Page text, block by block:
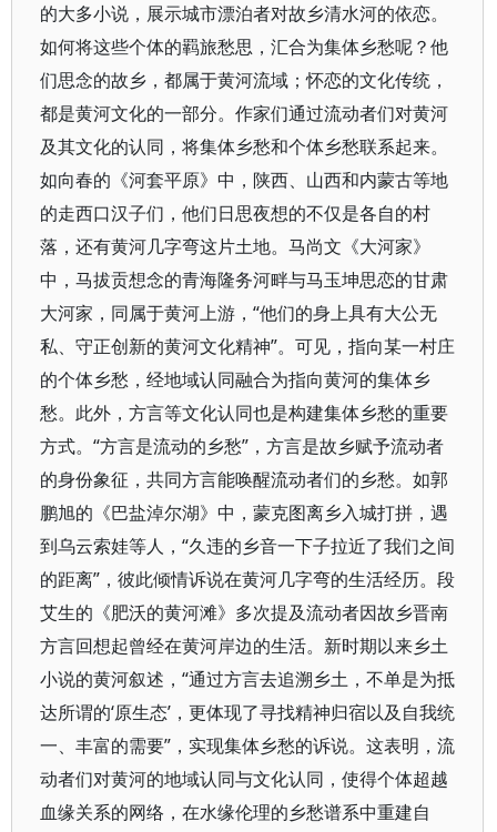
的大多小说，展示城市漂泊者对故乡清水河的依恋。
如何将这些个体的羁旅愁思，汇合为集体乡愁呢？他
们思念的故乡，都属于黄河流域；怀恋的文化传统，
都是黄河文化的一部分。作家们通过流动者们对黄河
及其文化的认同，将集体乡愁和个体乡愁联系起来。
如向春的《河套平原》中，陕西、山西和内蒙古等地
的走西口汉子们，他们日思夜想的不仅是各自的村
落，还有黄河几字弯这片土地。马尚文《大河家》
中，马拔贡想念的青海隆务河畔与马玉坤思恋的甘肃
大河家，同属于黄河上游，“他们的身上具有大公无
私、守正创新的黄河文化精神”。可见，指向某一村庄
的个体乡愁，经地域认同融合为指向黄河的集体乡
愁。此外，方言等文化认同也是构建集体乡愁的重要
方式。“方言是流动的乡愁”，方言是故乡赋予流动者
的身份象征，共同方言能唤醒流动者们的乡愁。如郭
鹏旭的《巴盐淖尔湖》中，蒙克图离乡入城打拼，遇
到乌云索娃等人，“久违的乡音一下子拉近了我们之间
的距离”，彼此倾情诉说在黄河几字弯的生活经历。段
艾生的《肥沃的黄河滩》多次提及流动者因故乡晋南
方言回想起曾经在黄河岸边的生活。新时期以来乡土
小说的黄河叙述，“通过方言去追溯乡土，不单是为抵
达所谓的‘原生态’，更体现了寻找精神归宿以及自我统
一、丰富的需要”，实现集体乡愁的诉说。这表明，流
动者们对黄河的地域认同与文化认同，使得个体超越
血缘关系的网络，在水缘伦理的乡愁谱系中重建自